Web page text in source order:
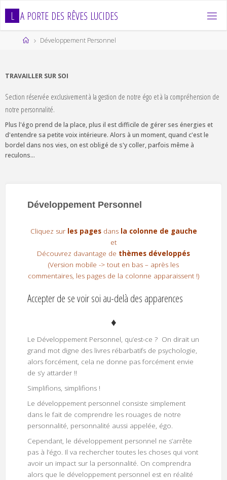
L A PORTE DES RÊVES LUCIDES
HomeDéveloppement Personnel
TRAVAILLER SUR SOI
Section réservée exclusivement à la gestion de notre égo et à la compréhension de
notre personnalité.
Plus l'égo prend de la place, plus il est difficile de gérer ses énergies et
d'entendre sa petite voix intérieure. Alors à un moment, quand c'est le
bordel dans nos vies, on est obligé de s'y coller, parfois même à
reculons...
Développement Personnel
Cliquez sur les pagesdans la colonne de gauche
et
Découvrez davantage de thèmes développés
(Version mobile -> tout en bas – après les
commentaires, les pages de la colonne apparaissent !)
Accepter de se voir soi au-delà des apparences
♦
Le Développement Personnel, qu’est-ce ? On dirait un
grand mot digne des livres rébarbatifs de psychologie,
alors forcément, cela ne donne pas forcément envie
de s’y attarder !!
Simplifions, simplifions !
Le développement personnel consiste simplement
dans le fait de comprendre les rouages de notre
personnalité, personnalité aussi appelée, égo.
Cependant, le développement personnel ne s’arrête
pas à l’égo. Il va rechercher toutes les choses qui vont
avoir un impact sur la personnalité. On comprendra
alors que le développement personnel est en réalité